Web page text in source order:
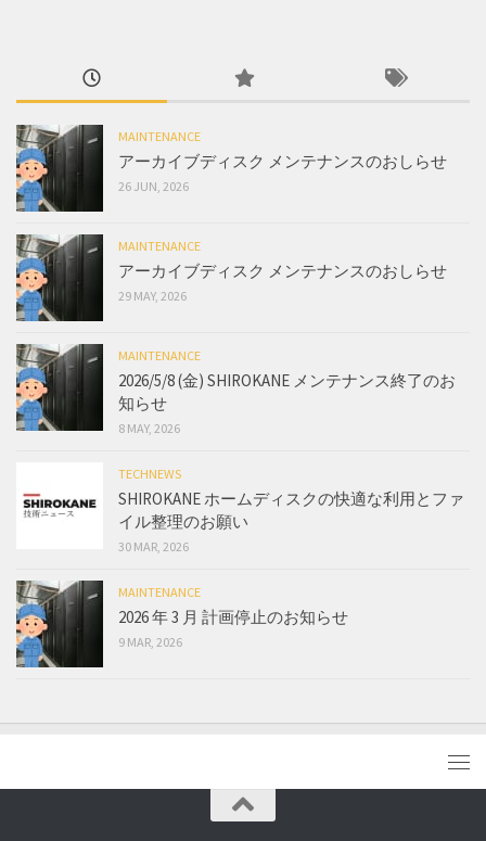
MAINTENANCE
アーカイブディスク メンテナンスのおしらせ
26 JUN, 2026
MAINTENANCE
アーカイブディスク メンテナンスのおしらせ
29 MAY, 2026
MAINTENANCE
2026/5/8 (金) SHIROKANE メンテナンス終了のお
知らせ
8 MAY, 2026
TECHNEWS
SHIROKANE ホームディスクの快適な利用とファ
イル整理のお願い
30 MAR, 2026
MAINTENANCE
2026 年 3 月 計画停止のお知らせ
9 MAR, 2026